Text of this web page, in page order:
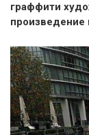
граффити
произведение